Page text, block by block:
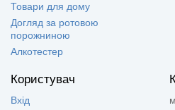
Товари для дому
Догляд за ротовою
порожниною
Алкотестер
Користувач
Вхід